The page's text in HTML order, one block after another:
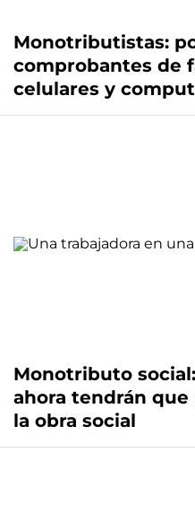
Monotributistas:
comprobantes de
celulares y
Monotributo
ahora tendrán
la obra social